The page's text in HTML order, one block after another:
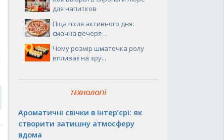
для напитков
Піца після активного дня:
смачна вечеря ...
Чому розмір шматочка ролу
впливає на зру...
ТЕХНОЛОГІЇ
Ароматичні свічки в інтер’єрі: як
створити затишну атмосферу
вдома